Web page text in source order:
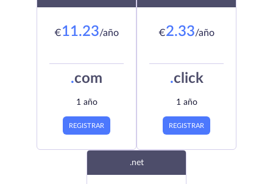
€11.23/año
.com
1 año
REGISTRAR
€2.33/año
.click
1 año
REGISTRAR
.net